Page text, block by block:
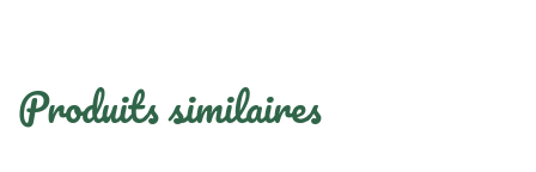
Produits similaires